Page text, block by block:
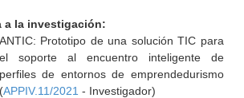
a la investigación:
ANTIC: Prototipo de una solución TIC para
el soporte al encuentro inteligente de
perfiles de entornos de emprendedurismo
(APPIV.11/2021 - Investigador)